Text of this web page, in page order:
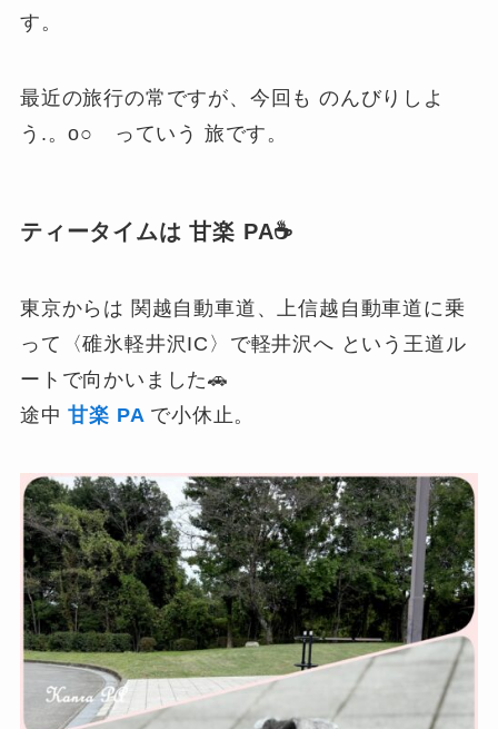
す。
最近の旅行の常ですが、今回も のんびりしよ
う.。o○ っていう 旅です。
ティータイムは 甘楽 PA☕
東京からは 関越自動車道、上信越自動車道に乗
って〈碓氷軽井沢IC〉で軽井沢へ という王道ル
ートで向かいました🚗
途中 甘楽 PA で小休止。